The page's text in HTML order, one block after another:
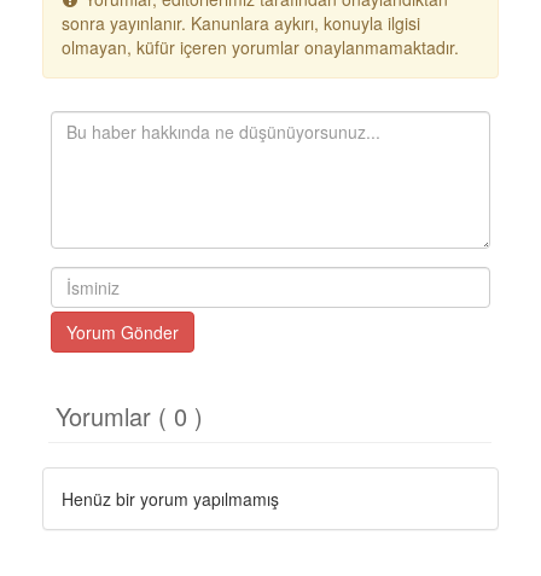
sonra yayınlanır. Kanunlara aykırı, konuyla ilgisi
olmayan, küfür içeren yorumlar onaylanmamaktadır.
Yorum Gönder
Yorumlar ( 0 )
Henüz bir yorum yapılmamış